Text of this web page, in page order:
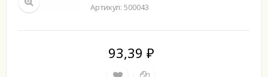
Артикул: 500043
93,39 ₽